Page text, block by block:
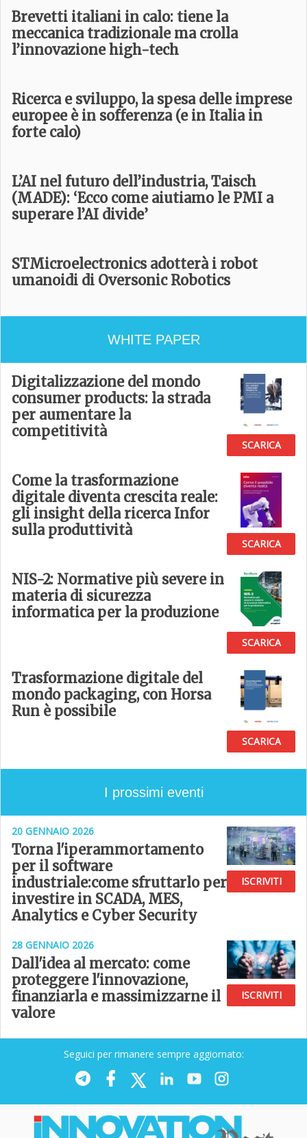
Brevetti italiani in calo: tiene la
meccanica tradizionale ma crolla
l’innovazione high-tech
Ricerca e sviluppo, la spesa delle imprese
europee è in sofferenza (e in Italia in
forte calo)
L’AI nel futuro dell’industria, Taisch
(MADE): ‘Ecco come aiutiamo le PMI a
superare l’AI divide’
STMicroelectronics adotterà i robot
umanoidi di Oversonic Robotics
WHITE PAPER
Digitalizzazione del mondo
consumer products: la strada
per aumentare la
competitività
SCARICA
Come la trasformazione
digitale diventa crescita reale:
gli insight della ricerca Infor
sulla produttività
SCARICA
NIS-2: Normative più severe in
materia di sicurezza
informatica per la produzione
SCARICA
Trasformazione digitale del
mondo packaging, con Horsa
Run è possibile
SCARICA
I prossimi eventi
20 GENNAIO 2026
Torna l'iperammortamento
per il software
industriale:come sfruttarlo per
investire in SCADA, MES,
Analytics e Cyber Security
ISCRIVITI
28 GENNAIO 2026
Dall'idea al mercato: come
proteggere l'innovazione,
finanziarla e massimizzarne il
valore
ISCRIVITI
Seguici per rimanere sempre aggiornato: